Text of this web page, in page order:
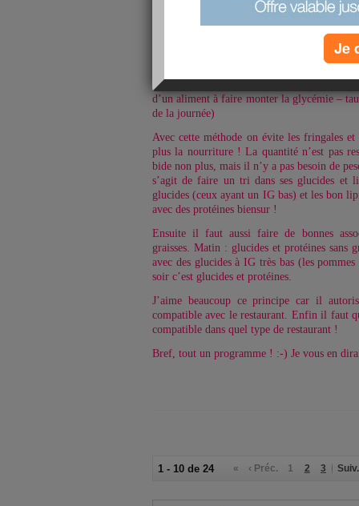
régulièrement un point ici pour vous dire
Niveau sport je vais continuer avec la
beaucoup les exercices qu’elle propose ! :-)
C’est une approche de l’alimentation
d’un aliment à faire monter la glycémie –
de la journée)
Avec cette méthode on évite les fringales
plus la nourriture ! La quantité n’est pas
bide non plus, mais il n’y a pas besoin de
s’agit de faire un tri dans ses glucides et
glucides (ceux ayant un IG bas) et les bon
avec des protéines biensur !
Ensuite il faut aussi faire de bonnes
graisses. Matin : glucides et protéines sans
avec des glucides à IG très bas (les
soir c’est glucides et protéines.
J’aime beaucoup ce principe car il
compatible avec le restaurant. Enfin il faut
compatible dans quel type de restaurant !
Bref, tout un programme ! :-) Je vous en
1 - 10 de 24 « ‹ Préc. 1 2 3 Suiv.
Je